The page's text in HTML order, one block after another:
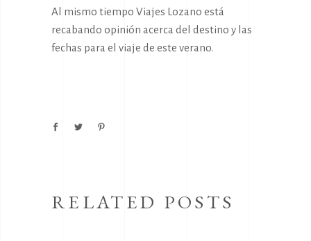
Al mismo tiempo Viajes Lozano está
recabando opinión acerca del destino y las
fechas para el viaje de este verano.
RELATED POSTS